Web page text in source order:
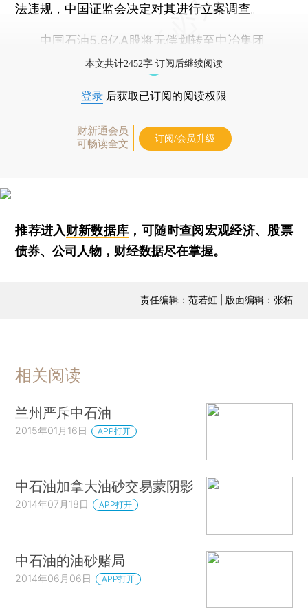
法违规，中国证监会决定对其进行立案调查。
中国石油5.6亿A股将无偿划转至中冶集团
本文共计2452字 订阅后继续阅读
登录 后获取已订阅的阅读权限
财新通会员
可畅读全文
订阅/会员升级
推荐进入财新数据库 ，可随时查阅宏观经济、股票
债券、公司人物，财经数据尽在掌握。
责任编辑：范若虹 | 版面编辑：张柘
相关阅读
兰州严斥中石油
2015年01月16日 APP打开
中石油加拿大油砂交易蒙阴影
2014年07月18日 APP打开
中石油的油砂赌局
2014年06月06日 APP打开